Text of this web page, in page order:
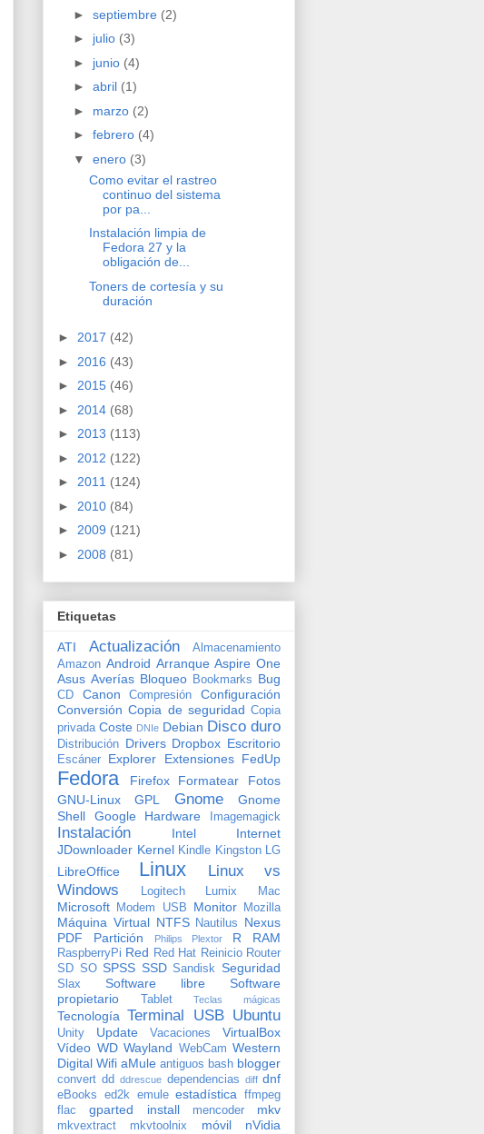
► septiembre (2)
► julio (3)
► junio (4)
► abril (1)
► marzo (2)
► febrero (4)
▼ enero (3)
Como evitar el rastreo
continuo del sistema
por pa...
Instalación limpia de
Fedora 27 y la
obligación de...
Toners de cortesía y su
duración
► 2017 (42)
► 2016 (43)
► 2015 (46)
► 2014 (68)
► 2013 (113)
► 2012 (122)
► 2011 (124)
► 2010 (84)
► 2009 (121)
► 2008 (81)
Etiquetas
ATI Actualización
Almacenamiento
Amazon Android Arranque Aspire One
Asus Averías Bloqueo Bookmarks Bug
CD Canon Compresión
Configuración
Conversión Copia de seguridad Copia
privada Coste DNIe Debian Disco duro
Distribución Drivers Dropbox Escritorio
Escáner Explorer Extensiones FedUp
Fedora Firefox Formatear
Fotos
GNU-Linux
GPL Gnome
Gnome
Shell
Google Hardware Imagemagick
Instalación Intel
Internet
JDownloader Kernel Kindle Kingston LG
LibreOffice Linux
Linux vs
Windows
Logitech Lumix Mac
Microsoft Modem USB Monitor Mozilla
Máquina Virtual NTFS Nautilus
Nexus
PDF
Partición Philips Plextor R RAM
RaspberryPi Red Red Hat Reinicio Router
SD SO SPSS SSD Sandisk Seguridad
Slax Software libre
Software
propietario
Tablet Teclas mágicas
Tecnología Terminal USB Ubuntu
Unity Update Vacaciones
VirtualBox
Vídeo WD Wayland WebCam Western
Digital Wifi aMule antiguos bash blogger
convert dd ddrescue dependencias diff dnf
eBooks ed2k emule estadística ffmpeg
flac
gparted install mencoder mkv
mkvextract mkvtoolnix móvil nVidia